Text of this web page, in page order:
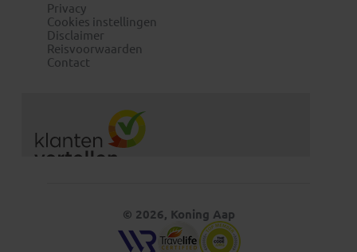
Privacy
Cookies instellingen
Disclaimer
Reisvoorwaarden
Contact
© 2026, Koning Aap